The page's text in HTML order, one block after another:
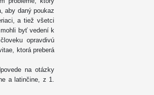
aby daný poukaz
a tiež všetci
byť vedení k
opravdivú
ktorá preberá
na otázky
a latinčine, z 1.